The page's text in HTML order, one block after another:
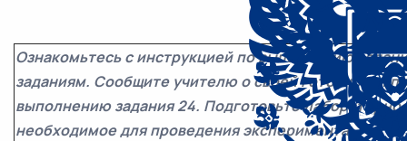
Ознакомьтесь с инструкцией по выполнению
заданиям. Сообщите учителю о своей готовности
выполнению задания 24. Подготовьте
необходимое для проведения эксперимента.